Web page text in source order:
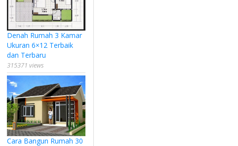
Denah Rumah 3 Kamar
Ukuran 6×12 Terbaik
dan Terbaru
315371 views
Cara Bangun Rumah 30